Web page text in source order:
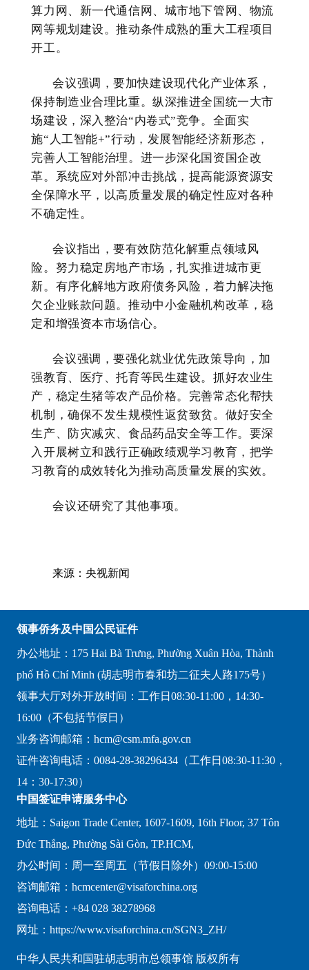
算力网、新一代通信网、城市地下管网、物流
网等规划建设。推动条件成熟的重大工程项目
开工。
会议强调，要加快建设现代化产业体系，
保持制造业合理比重。纵深推进全国统一大市
场建设，深入整治“内卷式”竞争。全面实
施“人工智能+”行动，发展智能经济新形态，
完善人工智能治理。进一步深化国资国企改
革。系统应对外部冲击挑战，提高能源资源安
全保障水平，以高质量发展的确定性应对各种
不确定性。
会议指出，要有效防范化解重点领域风
险。努力稳定房地产市场，扎实推进城市更
新。有序化解地方政府债务风险，着力解决拖
欠企业账款问题。推动中小金融机构改革，稳
定和增强资本市场信心。
会议强调，要强化就业优先政策导向，加
强教育、医疗、托育等民生建设。抓好农业生
产，稳定生猪等农产品价格。完善常态化帮扶
机制，确保不发生规模性返贫致贫。做好安全
生产、防灾减灾、食品药品安全等工作。要深
入开展树立和践行正确政绩观学习教育，把学
习教育的成效转化为推动高质量发展的实效。
会议还研究了其他事项。
来源：央视新闻
领事侨务及中国公民证件
办公地址：175 Hai Bà Trưng, Phường Xuân Hòa, Thành
phố Hồ Chí Minh (胡志明市春和坊二征夫人路175号）
领事大厅对外开放时间：工作日08:30-11:00，14:30-
16:00（不包括节假日）
业务咨询邮箱：hcm@csm.mfa.gov.cn
证件咨询电话：0084-28-38296434（工作日08:30-11:30，
14：30-17:30）
中国签证申请服务中心
地址：Saigon Trade Center, 1607-1609, 16th Floor, 37 Tôn
Đức Thắng, Phường Sài Gòn, TP.HCM,
办公时间：周一至周五（节假日除外）09:00-15:00
咨询邮箱：hcmcenter@visaforchina.org
咨询电话：+84 028 38278968
网址：https://www.visaforchina.cn/SGN3_ZH/
中华人民共和国驻胡志明市总领事馆 版权所有